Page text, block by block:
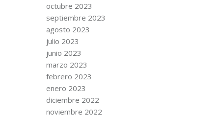
octubre 2023
septiembre 2023
agosto 2023
julio 2023
junio 2023
marzo 2023
febrero 2023
enero 2023
diciembre 2022
noviembre 2022